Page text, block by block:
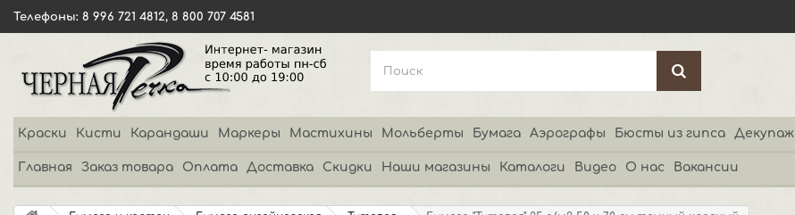
Телефоны: 8 996 721 4812, 8 800 707 4581
Краски Кисти Карандаши Маркеры Мастихины Мольберты Бумага Аэрографы Бюсты из гипса Декупаж
Главная Заказ товара Оплата Доставка Скидки Наши магазины Каталоги Видео О нас Вакансии